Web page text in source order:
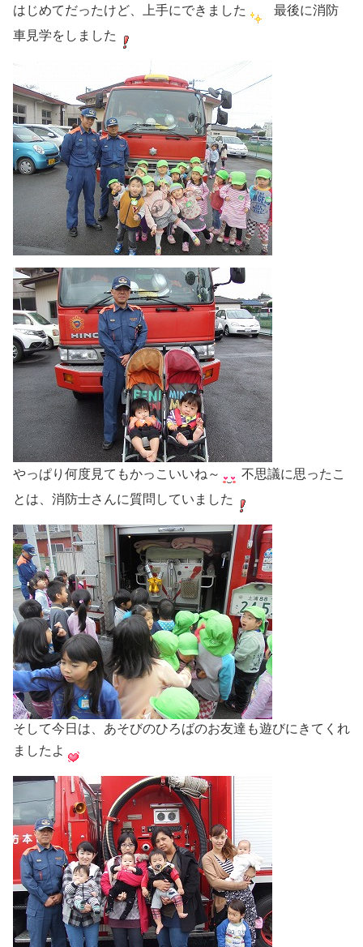
はじめてだったけど、上手にできました
最後に消防
車見学をしました
やっぱり何度見てもかっこいいね～
不思議に思ったこ
とは、消防士さんに質問していました
そして今日は、あそびのひろばのお友達も遊びにきてくれ
ましたよ